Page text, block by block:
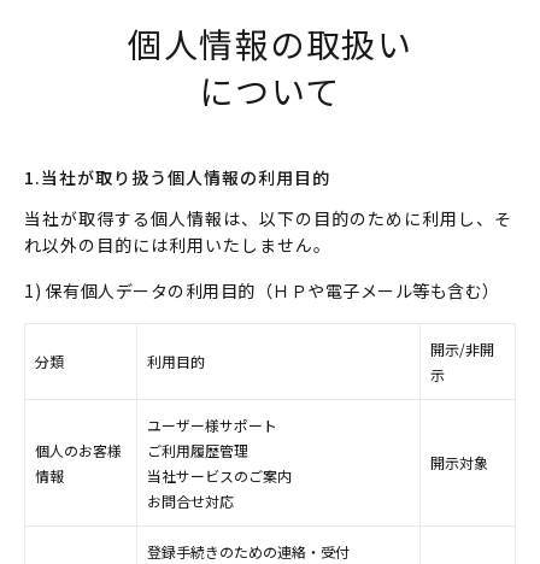
個人情報の取扱い
について
1.当社が取り扱う個人情報の利用目的
当社が取得する個人情報は、以下の目的のために利用し、そ
れ以外の目的には利用いたしません。
1) 保有個人データの利用目的（ＨＰや電子メール等も含む）
分類 利用目的
開示/非開
示
個人のお客様
情報
ユーザー様サポート
ご利用履歴管理
当社サービスのご案内
お問合せ対応
開示対象
登録手続きのための連絡・受付